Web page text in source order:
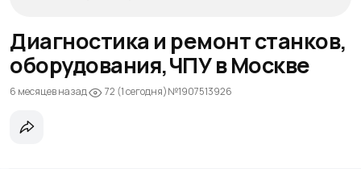
Диагностика и ремонт станков,
оборудования,ЧПУ в Москве
6 месяцев назад 72 (1 сегодня)№1907513926